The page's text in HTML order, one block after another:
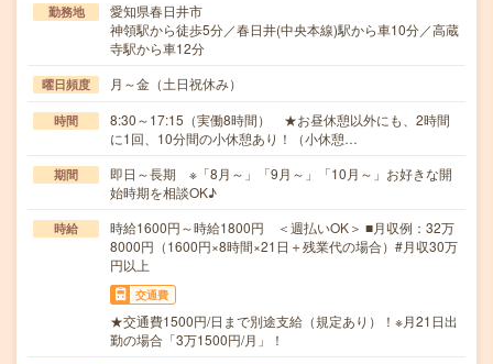
勤務地
愛知県春日井市
神領駅から徒歩5分／春日井(中央本線)駅から車10分／高蔵
寺駅から車12分
曜日頻度 月～金（土日祝休み）
時間
8:30～17:15（実働8時間） ★お昼休憩以外にも、2時間
に1回、10分間の小休憩あり！（小休憩…
期間
即日～長期 ※「8月～」「9月～」「10月～」お好きな開
始時期を相談OK♪
時給
時給1600円～時給1800円 ＜週払いOK＞ ■月収例：32万
8000円（1600円×8時間×21日＋残業代の場合）#月収30万
円以上
交通費
★交通費1500円/日まで別途支給（規定あり）！※月21日出
勤の場合「3万1500円/月」！